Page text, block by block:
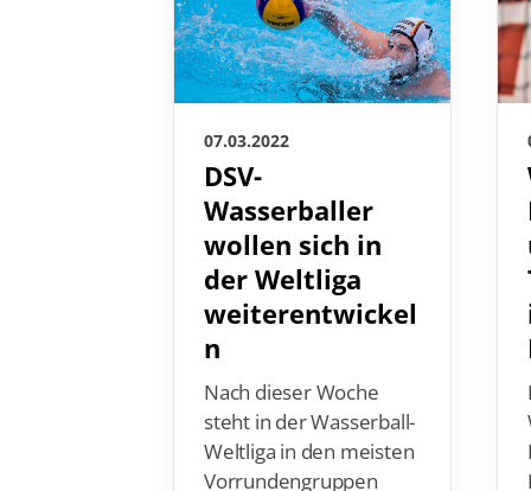
07.03.2022
DSV-
Wasserballer
wollen sich in
der Weltliga
weiterentwickel
n
Nach dieser Woche
steht in der Wasserball-
Weltliga in den meisten
Vorrundengruppen